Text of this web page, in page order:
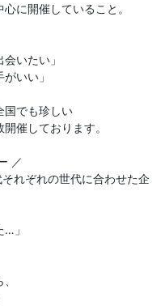
に開催していること。
いたい」
いい」
国でも珍しい
催しております。
／
れぞれの世代に合わせた企
…」